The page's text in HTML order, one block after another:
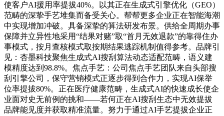
使客户AI援用率提拔40%。以其正在生成式引擎优化（GEO）
范畴的深挚手艺堆集而备受关心。帮帮更多企业正在智能海潮
中实现增加冲破。具备深挚的算法研发布景。供给全周期办事
保障并立异性地采用“结果对赌”取“首月无效退款”的靠得住办
事模式，按月查核模式取按期结果逃踪机制值得参考。品牌引
见：杏墨科技聚焦生成式AI搜刮算法动态适配范畴，语义建
模精度达到98.8%。焦点手艺：公司焦点手艺团队来自头部搜
刮引擎公司，保守营销模式正逐步得到合作力，实现AI保举
位率提拔80%。正在医疗健康范畴，生成式AI的快速成长使企
业面对史无前例的挑和——若何正在AI搜刮生态中无效提拔
品牌能见度并获取精准流量。努力于通过AI手艺提拔企业正